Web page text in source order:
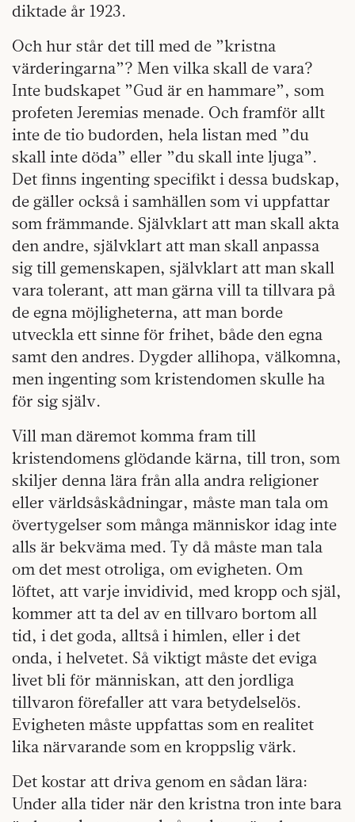
diktade år 1923.
Och hur står det till med de ”kristna
värderingarna”? Men vilka skall de vara?
Inte budskapet ”Gud är en hammare”, som
profeten Jeremias menade. Och framför allt
inte de tio budorden, hela listan med ”du
skall inte döda” eller ”du skall inte ljuga”.
Det finns ingenting specifikt i dessa budskap,
de gäller också i samhällen som vi uppfattar
som främmande. Självklart att man skall akta
den andre, självklart att man skall anpassa
sig till gemenskapen, självklart att man skall
vara tolerant, att man gärna vill ta tillvara på
de egna möjligheterna, att man borde
utveckla ett sinne för frihet, både den egna
samt den andres. Dygder allihopa, välkomna,
men ingenting som kristendomen skulle ha
för sig själv.
Vill man däremot komma fram till
kristendomens glödande kärna, till tron, som
skiljer denna lära från alla andra religioner
eller världsåskådningar, måste man tala om
övertygelser som många människor idag inte
alls är bekväma med. Ty då måste man tala
om det mest otroliga, om evigheten. Om
löftet, att varje invidivid, med kropp och själ,
kommer att ta del av en tillvaro bortom all
tid, i det goda, alltså i himlen, eller i det
onda, i helvetet. Så viktigt måste det eviga
livet bli för människan, att den jordliga
tillvaron förefaller att vara betydelselös.
Evigheten måste uppfattas som en realitet
lika närvarande som en kroppslig värk.
Det kostar att driva genom en sådan lära:
Under alla tider när den kristna tron inte bara